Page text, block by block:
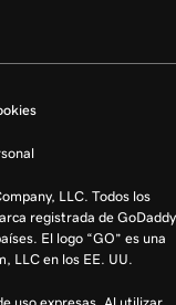
LLC. Todos los
registrada de GoDaddy
El logo “GO” es una
LLC en los EE. UU.